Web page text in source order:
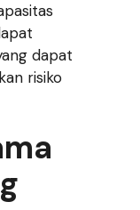
dapat
risiko